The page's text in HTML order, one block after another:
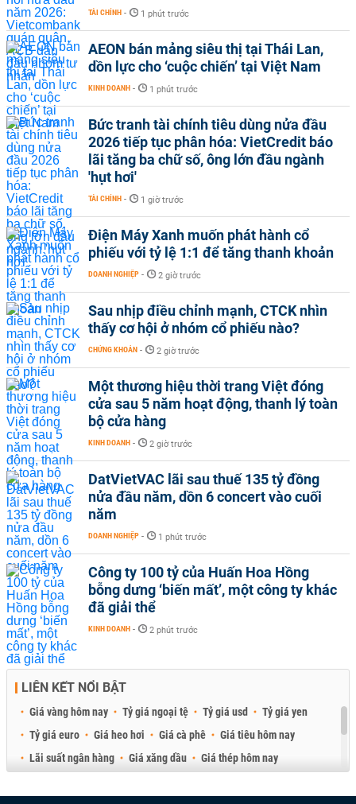
TÀI CHÍNH - 1 phút trước
AEON bán mảng siêu thị tại Thái Lan,
dồn lực cho ‘cuộc chiến’ tại Việt Nam
KINH DOANH - 1 phút trước
Bức tranh tài chính tiêu dùng nửa đầu
2026 tiếp tục phân hóa: VietCredit báo
lãi tăng ba chữ số, ông lớn đầu ngành
'hụt hơi'
TÀI CHÍNH - 1 giờ trước
Điện Máy Xanh muốn phát hành cổ
phiếu với tỷ lệ 1:1 để tăng thanh khoản
DOANH NGHIỆP - 2 giờ trước
Sau nhịp điều chỉnh mạnh, CTCK nhìn
thấy cơ hội ở nhóm cổ phiếu nào?
CHỨNG KHOÁN - 2 giờ trước
Một thương hiệu thời trang Việt đóng
cửa sau 5 năm hoạt động, thanh lý toàn
bộ cửa hàng
KINH DOANH - 2 giờ trước
DatVietVAC lãi sau thuế 135 tỷ đồng
nửa đầu năm, dồn 6 concert vào cuối
năm
DOANH NGHIỆP - 1 phút trước
Công ty 100 tỷ của Huấn Hoa Hồng
bỗng dưng ‘biến mất’, một công ty khác
đã giải thể
KINH DOANH - 2 phút trước
LIÊN KẾT NỔI BẬT
Giá vàng hôm nay Tỷ giá ngoại tệ Tỷ giá usd
Tỷ giá yen
Tỷ giá euro
Giá heo hơi Giá cà phê
Giá tiêu hôm nay
Lãi suất ngân hàng
Giá xăng dầu
Giá thép hôm nay